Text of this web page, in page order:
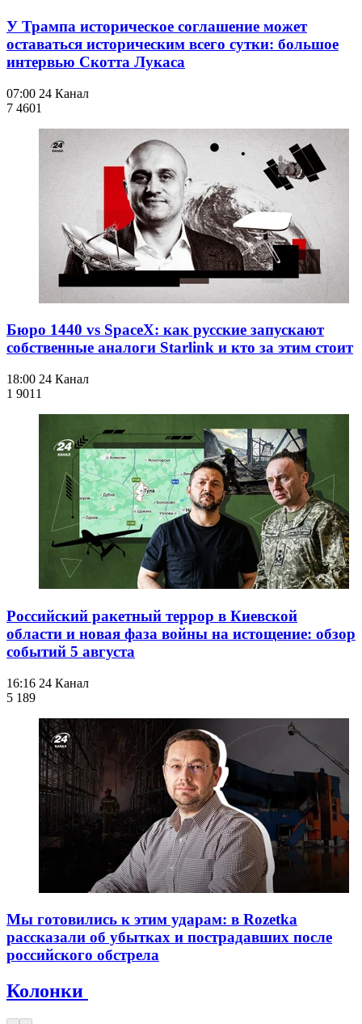
У Трампа историческое соглашение может
оставаться историческим всего сутки: большое
интервью Скотта Лукаса
07:00 24 Канал
7 4601
Бюро 1440 vs SpaceX: как русские запускают
собственные аналоги Starlink и кто за этим стоит
18:00 24 Канал
1 901 1
Российский ракетный террор в Киевской
области и новая фаза войны на истощение: обзор
событий 5 августа
16:16 24 Канал
5 189
Мы готовились к этим ударам: в Rozetka
рассказали об убытках и пострадавших после
российского обстрела
Колонки